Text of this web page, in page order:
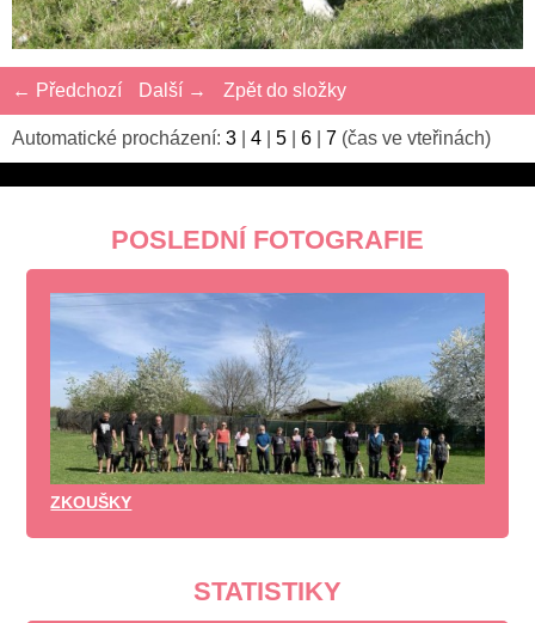
← Předchozí Další → Zpět do složky
Automatické procházení: 3 4 5 6 7 (čas ve vteřinách)
POSLEDNÍ FOTOGRAFIE
ZKOUŠKY
STATISTIKY